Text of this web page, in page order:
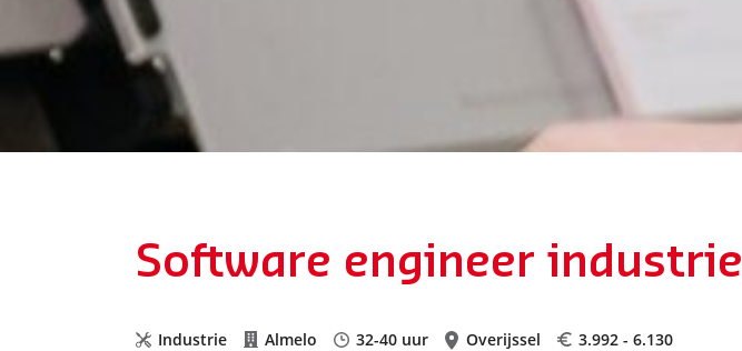
Software engineer industrie
Industrie Almelo 32-40 uur Overijssel 3.992 - 6.130